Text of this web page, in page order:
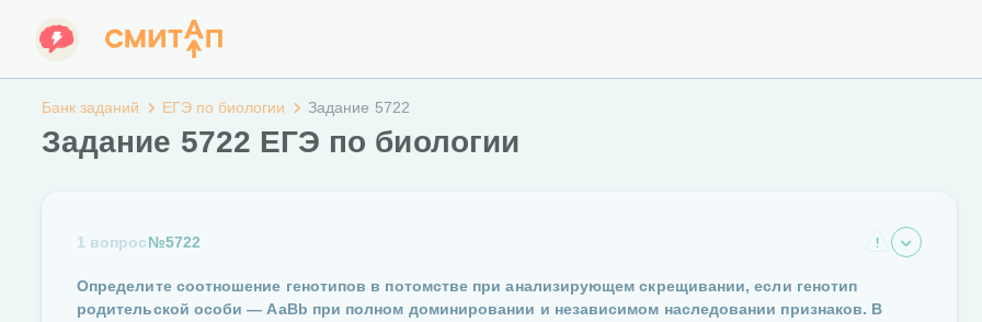
Банк заданий ЕГЭ по биологии Задание 5722
Задание 5722 ЕГЭ по биологии
1 вопрос№5722
Определите соотношение генотипов в потомстве при анализирующем скрещивании, если генотип
родительской особи — АаВb при полном доминировании и независимом наследовании признаков. В